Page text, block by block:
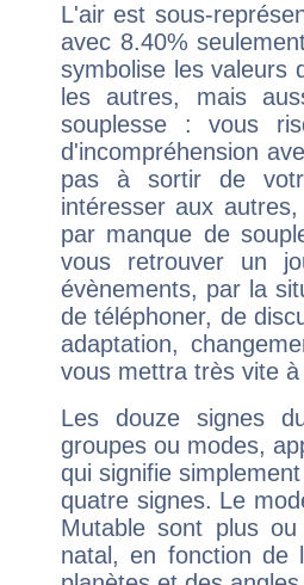
L'air est sous-
avec 8.40%
symbolise les valeurs
les autres, mais
souplesse : vous
d'incompréhension
pas à sortir de
intéresser aux
par manque de
vous retrouver un
évènements, par la
de téléphoner, de
adaptation,
vous mettra très vite
Les douze signes
groupes ou modes,
qui signifie
quatre signes. Le
Mutable sont plus
natal, en fonction de